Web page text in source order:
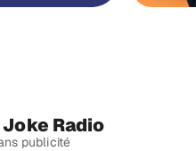
Radio
publicité